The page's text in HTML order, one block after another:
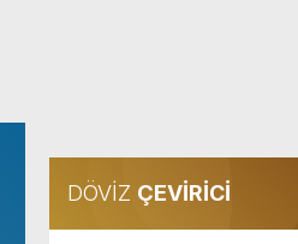
DÖVİZ ÇEVİRİCİ